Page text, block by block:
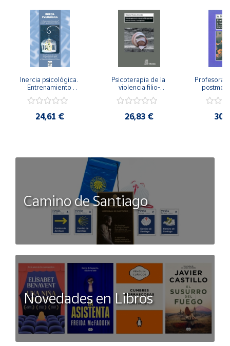
Inercia psicológica.
Entrenamiento
Igualdad de Género.
24,61 €
Psicoterapia de la
violencia filio-
secreto y la
26,83 €
Camino de Santiago
Novedades en Libros